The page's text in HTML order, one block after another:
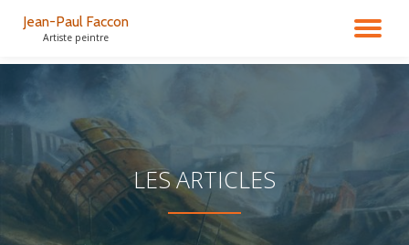
au
Jean-Paul Faccon
Artiste peintre
LES ARTICLES